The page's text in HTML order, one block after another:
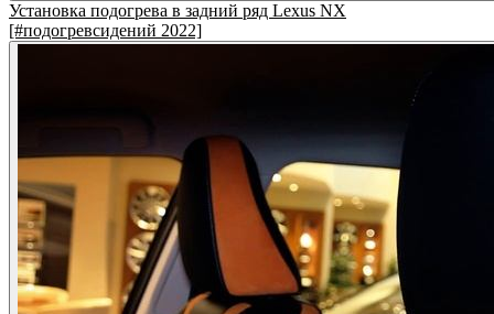
Установка подогрева в задний ряд Lexus NX
[#подогревсидений 2022]